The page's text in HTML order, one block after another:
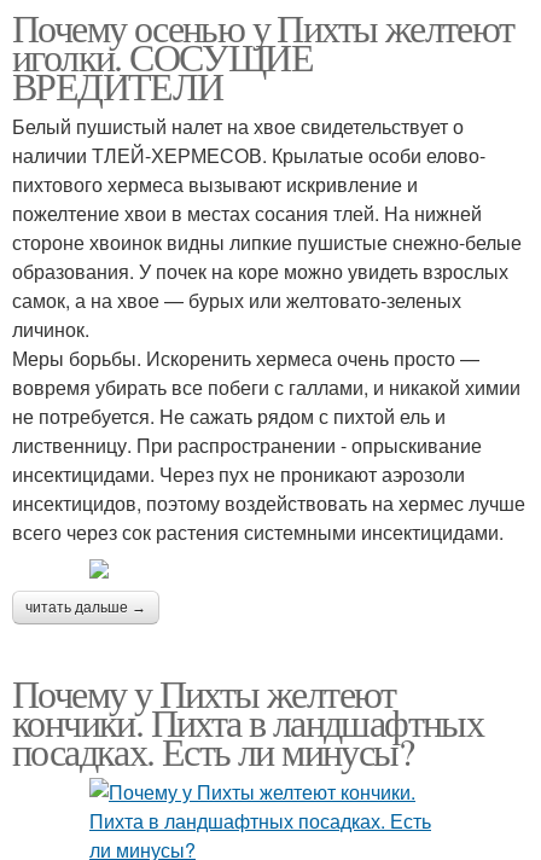
Почему осенью у Пихты желтеют
иголки. СОСУЩИЕ
ВРЕДИТЕЛИ
Белый пушистый налет на хвое свидетельствует о
наличии ТЛЕЙ-ХЕРМЕСОВ. Крылатые особи елово-
пихтового хермеса вызывают искривление и
пожелтение хвои в местах сосания тлей. На нижней
стороне хвоинок видны липкие пушистые снежно-белые
образования. У почек на коре можно увидеть взрослых
самок, а на хвое — бурых или желтовато-зеленых
личинок.
Меры борьбы. Искоренить хермеса очень просто —
вовремя убирать все побеги с галлами, и никакой химии
не потребуется. Не сажать рядом с пихтой ель и
лиственницу. При распространении - опрыскивание
инсектицидами. Через пух не проникают аэрозоли
инсектицидов, поэтому воздействовать на хермес лучше
всего через сок растения системными инсектицидами.
читать дальше →
Почему у Пихты желтеют
кончики. Пихта в ландшафтных
посадках. Есть ли минусы?